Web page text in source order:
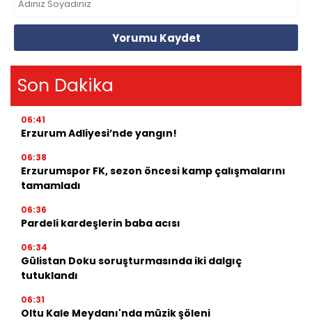
Yorumu Kaydet
Son Dakika
06:41
Erzurum Adliyesi’nde yangın!
06:38
Erzurumspor FK, sezon öncesi kamp çalışmalarını
tamamladı
06:36
Pardeli kardeşlerin baba acısı
06:34
Gülistan Doku soruşturmasında iki dalgıç
tutuklandı
06:31
Oltu Kale Meydanı'nda müzik şöleni